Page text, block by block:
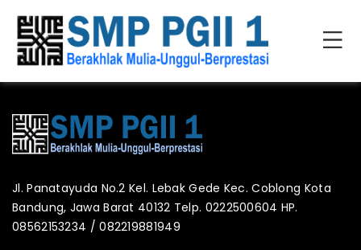
Jl. Panatayuda No.2 Kel. Lebak Gede Kec. Coblong Kota
Bandung, Jawa Barat 40132 Telp. 0222500604 HP.
08562153234 / 082219881949